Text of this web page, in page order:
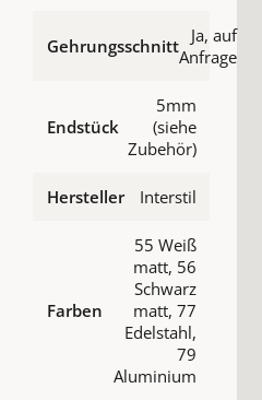
Gehrungsschnitt
Ja, auf
Anfrage
Endstück
5mm
(siehe
Zubehör)
Hersteller Interstil
Farben
55 Weiß
matt, 56
Schwarz
matt, 77
Edelstahl,
79
Aluminium